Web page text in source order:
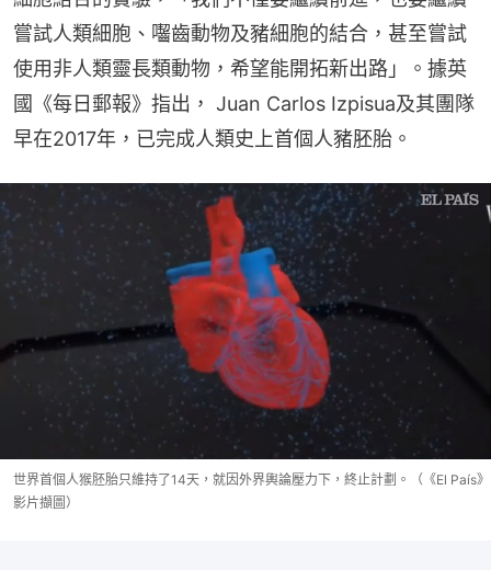
嘗試人類細胞、囓齒動物及豬細胞的結合，甚至嘗試
使用非人類靈長類動物，希望能開拓新出路」。據英
國《每日郵報》指出， Juan Carlos Izpisua及其團隊
早在2017年，已完成人類史上首個人豬胚胎。
世界首個人猴胚胎只維持了14天，就因外界輿論壓力下，終止計劃。（《El País》
影片擷圖）